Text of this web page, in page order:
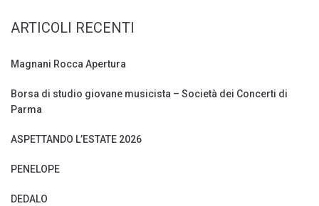
ARTICOLI RECENTI
Magnani Rocca Apertura
Borsa di studio giovane musicista – Società dei Concerti di
Parma
ASPETTANDO L’ESTATE 2026
PENELOPE
DEDALO